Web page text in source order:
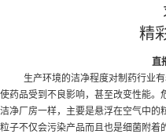
精
直
生产环境的洁净程度对制药行业
使药品受到不良影响，甚至改变性能
洁净厂房一样，主要是悬浮在空气中
粒子不仅会污染产品而且也是细菌附